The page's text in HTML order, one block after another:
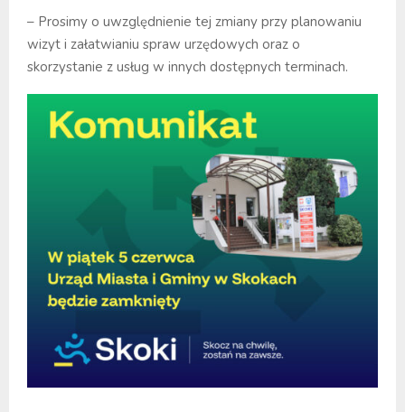
– Prosimy o uwzględnienie tej zmiany przy planowaniu
wizyt i załatwianiu spraw urzędowych oraz o
skorzystanie z usług w innych dostępnych terminach.